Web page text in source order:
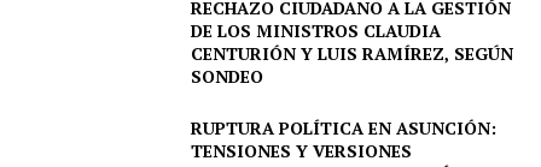
RECHAZO CIUDADANO A LA GESTIÓN
DE LOS MINISTROS CLAUDIA
CENTURIÓN Y LUIS RAMÍREZ, SEGÚN
SONDEO
RUPTURA POLÍTICA EN ASUNCIÓN:
TENSIONES Y VERSIONES